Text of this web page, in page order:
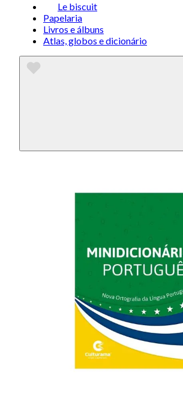
Le biscuit
Papelaria
Livros e álbuns
Atlas, globos e dicionário